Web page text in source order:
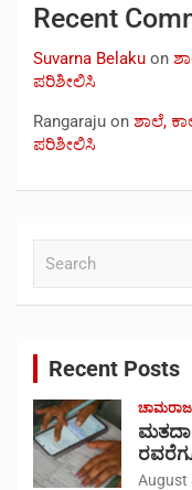
Recent
Suvarna Belaku on
ಪರಿಶೀಲಿಸಿ
Rangaraju on ಶಾಲೆ,
ಪರಿಶೀಲಿಸಿ
Recent Posts
August